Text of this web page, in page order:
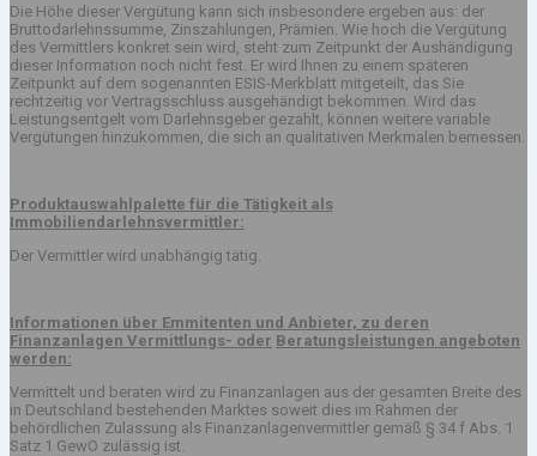
Die Höhe dieser Vergütung kann sich insbesondere ergeben aus: der
Bruttodarlehnssumme, Zinszahlungen, Prämien. Wie hoch die Vergütung
des Vermittlers konkret sein wird, steht zum Zeitpunkt der Aushändigung
dieser Information noch nicht fest. Er wird Ihnen zu einem späteren
Zeitpunkt auf dem sogenannten ESIS-Merkblatt mitgeteilt, das Sie
rechtzeitig vor Vertragsschluss ausgehändigt bekommen. Wird das
Leistungsentgelt vom Darlehnsgeber gezahlt, können weitere variable
Vergütungen hinzukommen, die sich an qualitativen Merkmalen bemessen.
Produktauswahlpalette für die Tätigkeit als
Immobiliendarlehnsvermittler:
Der Vermittler wird unabhängig tätig.
Informationen über Emmitenten und Anbieter, zu deren
Finanzanlagen Vermittlungs- oder Beratungsleistungen angeboten
werden:
Vermittelt und beraten wird zu Finanzanlagen aus der gesamten Breite des
in Deutschland bestehenden Marktes soweit dies im Rahmen der
behördlichen Zulassung als Finanzanlagenvermittler gemäß § 34 f Abs. 1
Satz 1 GewO zulässig ist.